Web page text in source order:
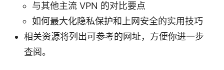
与其他主流 VPN 的对比要点
如何最大化隐私保护和上网安全的实用技巧
相关资源将列出可参考的网址，方便你进一步
查阅。